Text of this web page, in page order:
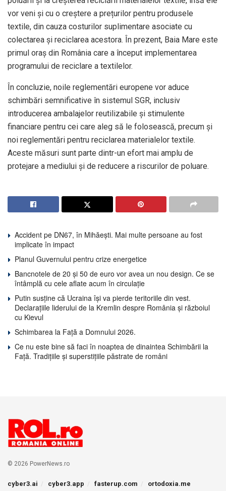
vor veni și cu o creștere a prețurilor pentru produsele
textile, din cauza costurilor suplimentare asociate cu
colectarea și reciclarea acestora. În prezent, Baia Mare este
primul oraș din România care a început implementarea
programului de reciclare a textilelor.
În concluzie, noile reglementări europene vor aduce
schimbări semnificative în sistemul SGR, inclusiv
introducerea ambalajelor reutilizabile și stimulente
financiare pentru cei care aleg să le folosească, precum și
noi reglementări pentru reciclarea materialelor textile.
Aceste măsuri sunt parte dintr-un efort mai amplu de
protejare a mediului și de reducere a riscurilor de poluare.
Accident pe DN67, în Mihăești. Mai multe persoane au fost
implicate în impact
Planul Guvernului pentru crize energetice
Bancnotele de 20 și 50 de euro vor avea un nou design. Ce se
întâmplă cu cele aflate acum în circulație
Putin susține că Ucraina își va pierde teritoriile din vest.
Declarațiile liderului de la Kremlin despre România și războiul
cu Kievul
Schimbarea la Față a Domnului 2026.
Ce nu este bine să faci în noaptea de dinaintea Schimbării la
Față. Tradițiile și superstițiile păstrate de români
© 2026 PowerNews.ro
cyber3.ai cyber3.app fasterup.com ortodoxia.me